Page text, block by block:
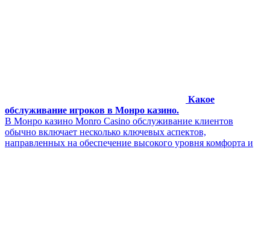
Какое
обслуживание игроков в Монро казино.
В Монро казино Monro Casino обслуживание клиентов
обычно включает несколько ключевых аспектов,
направленных на обеспечение высокого уровня комфорта и